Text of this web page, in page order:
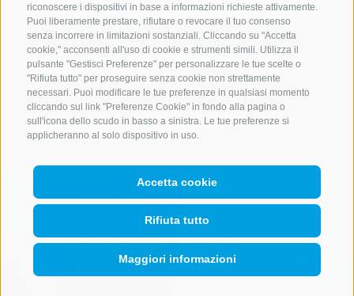
riconoscere i dispositivi in base a informazioni richieste attivamente.
Puoi liberamente prestare, rifiutare o revocare il tuo consenso
senza incorrere in limitazioni sostanziali. Cliccando su "Accetta
cookie," acconsenti all'uso di cookie e strumenti simili. Utilizza il
pulsante "Gestisci Preferenze" per personalizzare le tue scelte o
"Rifiuta tutto" per proseguire senza cookie non strettamente
necessari. Puoi modificare le tue preferenze in qualsiasi momento
cliccando sul link "Preferenze Cookie" in fondo alla pagina o
sull'icona dello scudo in basso a sinistra. Le tue preferenze si
applicheranno al solo dispositivo in uso.
Accetta cookie
Rifiuta tutto
Maggiori informazioni
Mostraricerca
9360713
E-mail
info@furlhuette.com
Sito web
www.furlhuette.com
dettagli
Malga Kuhalm
(1897 m)
Mostra sulla QUICKLINKS